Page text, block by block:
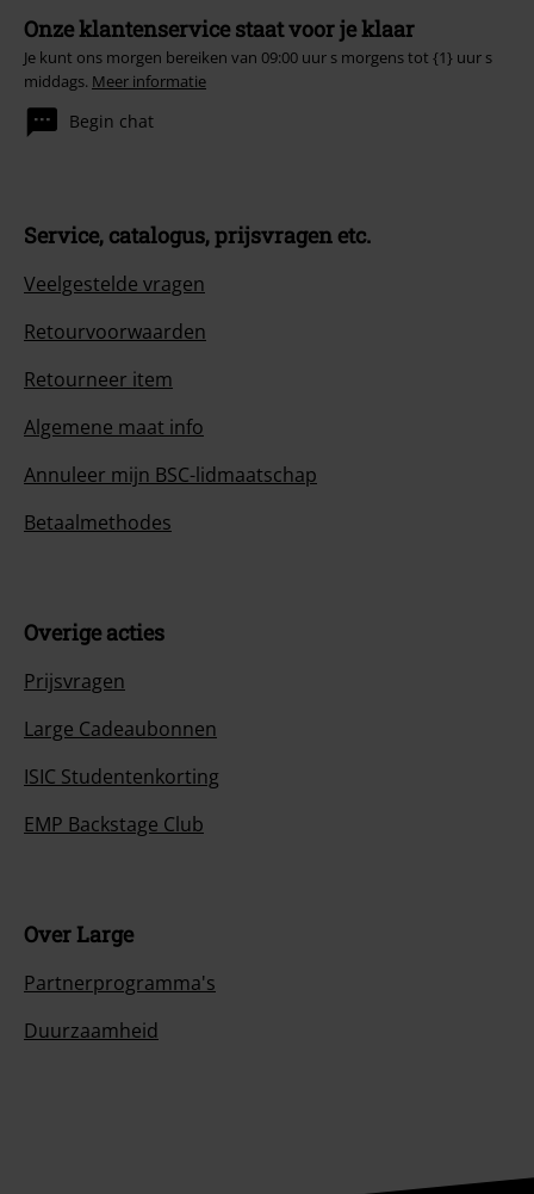
Onze klantenservice staat voor je klaar
Je kunt ons morgen bereiken van 09:00 uur s morgens tot {1} uur s
middags. Meer informatie
Begin chat
Service, catalogus, prijsvragen etc.
Veelgestelde vragen
Retourvoorwaarden
Retourneer item
Algemene maat info
Annuleer mijn BSC-lidmaatschap
Betaalmethodes
Overige acties
Prijsvragen
Large Cadeaubonnen
ISIC Studentenkorting
EMP Backstage Club
Over Large
Partnerprogramma's
Duurzaamheid